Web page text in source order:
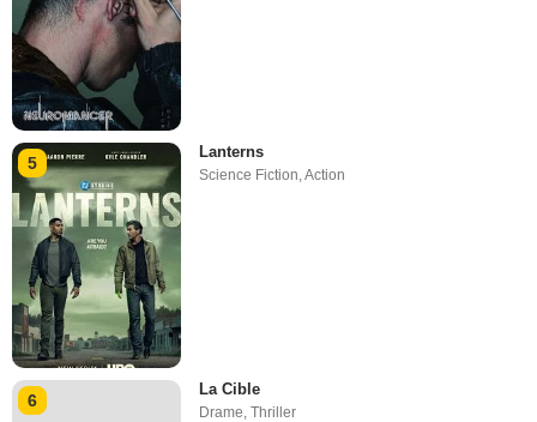
5
Lanterns
Science Fiction ,Action
6
La Cible
Drame,Thriller